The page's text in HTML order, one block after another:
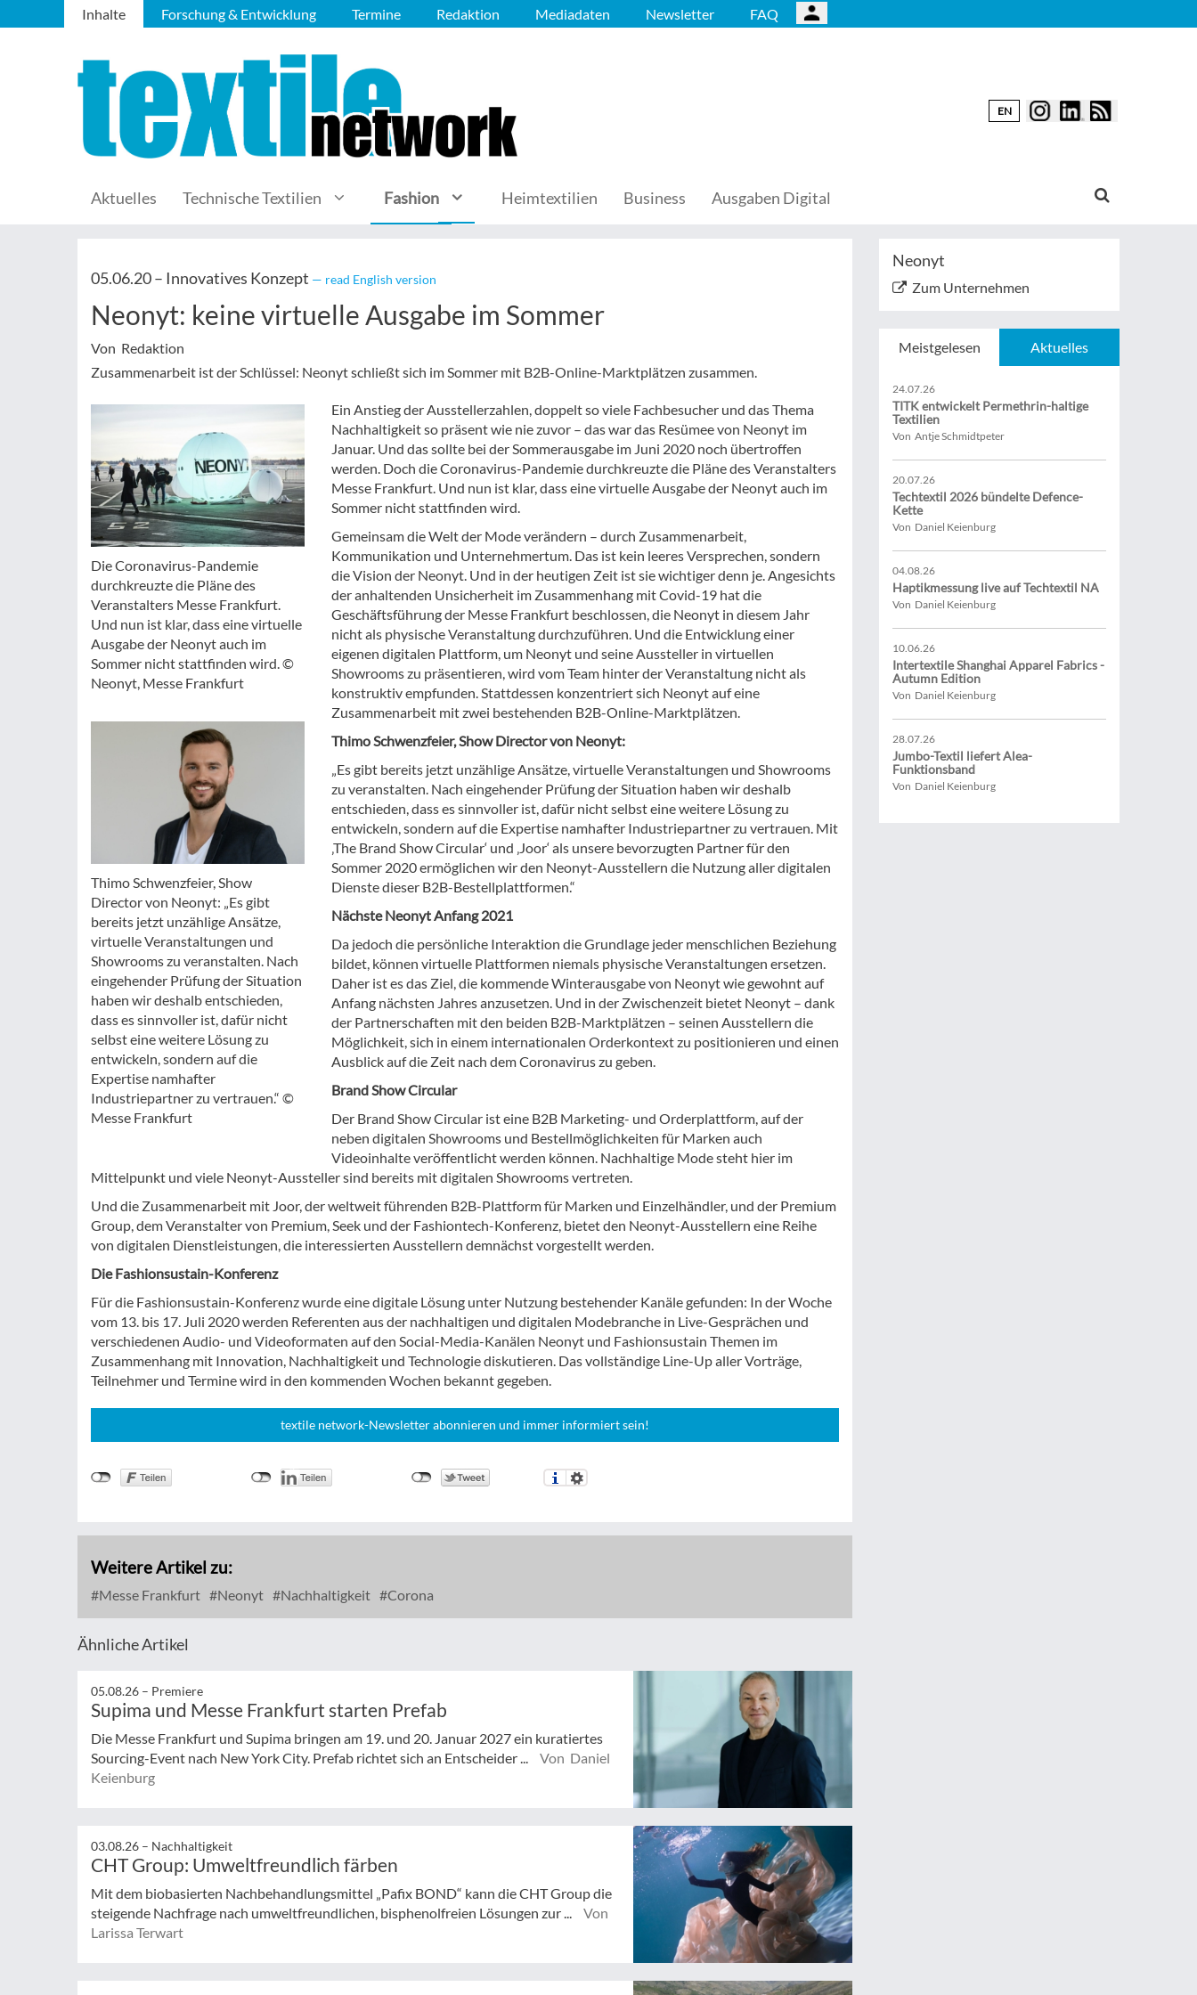
Inhalte Forschung & Entwicklung Termine Redaktion Mediadaten Newsletter FAQ
EN
Aktuelles Technische Textilien Fashion Heimtextilien Business Ausgaben Digital
05.06.20 – Innovatives Konzept — read English version
Neonyt: keine virtuelle Ausgabe im Sommer
Von Redaktion
Zusammenarbeit ist der Schlüssel: Neonyt schließt sich im Sommer mit B2B-Online-Marktplätzen zusammen.
Die Coronavirus-Pandemie
durchkreuzte die Pläne des
Veranstalters Messe Frankfurt.
Und nun ist klar, dass eine virtuelle
Ausgabe der Neonyt auch im
Sommer nicht stattfinden wird. ©
Neonyt, Messe Frankfurt
Thimo Schwenzfeier, Show
Director von Neonyt: „Es gibt
bereits jetzt unzählige Ansätze,
virtuelle Veranstaltungen und
Showrooms zu veranstalten. Nach
eingehender Prüfung der Situation
haben wir deshalb entschieden,
dass es sinnvoller ist, dafür nicht
selbst eine weitere Lösung zu
entwickeln, sondern auf die
Expertise namhafter
Industriepartner zu vertrauen.“ ©
Messe Frankfurt
Ein Anstieg der Ausstellerzahlen, doppelt so viele Fachbesucher und das Thema
Nachhaltigkeit so präsent wie nie zuvor – das war das Resümee von Neonyt im
Januar. Und das sollte bei der Sommerausgabe im Juni 2020 noch übertroffen
werden. Doch die Coronavirus-Pandemie durchkreuzte die Pläne des Veranstalters
Messe Frankfurt. Und nun ist klar, dass eine virtuelle Ausgabe der Neonyt auch im
Sommer nicht stattfinden wird.
Gemeinsam die Welt der Mode verändern – durch Zusammenarbeit,
Kommunikation und Unternehmertum. Das ist kein leeres Versprechen, sondern
die Vision der Neonyt. Und in der heutigen Zeit ist sie wichtiger denn je. Angesichts
der anhaltenden Unsicherheit im Zusammenhang mit Covid-19 hat die
Geschäftsführung der Messe Frankfurt beschlossen, die Neonyt in diesem Jahr
nicht als physische Veranstaltung durchzuführen. Und die Entwicklung einer
eigenen digitalen Plattform, um Neonyt und seine Aussteller in virtuellen
Showrooms zu präsentieren, wird vom Team hinter der Veranstaltung nicht als
konstruktiv empfunden. Stattdessen konzentriert sich Neonyt auf eine
Zusammenarbeit mit zwei bestehenden B2B-Online-Marktplätzen.
Thimo Schwenzfeier, Show Director von Neonyt:
„Es gibt bereits jetzt unzählige Ansätze, virtuelle Veranstaltungen und Showrooms
zu veranstalten. Nach eingehender Prüfung der Situation haben wir deshalb
entschieden, dass es sinnvoller ist, dafür nicht selbst eine weitere Lösung zu
entwickeln, sondern auf die Expertise namhafter Industriepartner zu vertrauen. Mit
‚The Brand Show Circular‘ und ‚Joor‘ als unsere bevorzugten Partner für den
Sommer 2020 ermöglichen wir den Neonyt-Ausstellern die Nutzung aller digitalen
Dienste dieser B2B-Bestellplattformen.“
Nächste Neonyt Anfang 2021
Da jedoch die persönliche Interaktion die Grundlage jeder menschlichen Beziehung
bildet, können virtuelle Plattformen niemals physische Veranstaltungen ersetzen.
Daher ist es das Ziel, die kommende Winterausgabe von Neonyt wie gewohnt auf
Anfang nächsten Jahres anzusetzen. Und in der Zwischenzeit bietet Neonyt – dank
der Partnerschaften mit den beiden B2B-Marktplätzen – seinen Ausstellern die
Möglichkeit, sich in einem internationalen Orderkontext zu positionieren und einen
Ausblick auf die Zeit nach dem Coronavirus zu geben.
Brand Show Circular
Der Brand Show Circular ist eine B2B Marketing- und Orderplattform, auf der
neben digitalen Showrooms und Bestellmöglichkeiten für Marken auch
Videoinhalte veröffentlicht werden können. Nachhaltige Mode steht hier im
Mittelpunkt und viele Neonyt-Aussteller sind bereits mit digitalen Showrooms vertreten.
Und die Zusammenarbeit mit Joor, der weltweit führenden B2B-Plattform für Marken und Einzelhändler, und der Premium
Group, dem Veranstalter von Premium, Seek und der Fashiontech-Konferenz, bietet den Neonyt-Ausstellern eine Reihe
von digitalen Dienstleistungen, die interessierten Ausstellern demnächst vorgestellt werden.
Die Fashionsustain-Konferenz
Für die Fashionsustain-Konferenz wurde eine digitale Lösung unter Nutzung bestehender Kanäle gefunden: In der Woche
vom 13. bis 17. Juli 2020 werden Referenten aus der nachhaltigen und digitalen Modebranche in Live-Gesprächen und
verschiedenen Audio- und Videoformaten auf den Social-Media-Kanälen Neonyt und Fashionsustain Themen im
Zusammenhang mit Innovation, Nachhaltigkeit und Technologie diskutieren. Das vollständige Line-Up aller Vorträge,
Teilnehmer und Termine wird in den kommenden Wochen bekannt gegeben.
textile network-Newsletter abonnieren und immer informiert sein!
Weitere Artikel zu:
Messe Frankfurt Neonyt Nachhaltigkeit Corona
Ähnliche Artikel
05.08.26 – Premiere
Supima und Messe Frankfurt starten Prefab
Die Messe Frankfurt und Supima bringen am 19. und 20. Januar 2027 ein kuratiertes
Sourcing-Event nach New York City. Prefab richtet sich an Entscheider ...
Von Daniel
Keienburg
03.08.26 – Nachhaltigkeit
CHT Group: Umweltfreundlich färben
Mit dem biobasierten Nachbehandlungsmittel „Pafix BOND“ kann die CHT Group die
steigende Nachfrage nach umweltfreundlichen, bisphenolfreien Lösungen zur ...
Von
Larissa Terwart
Neonyt
Zum Unternehmen
Meistgelesen Aktuelles
24.07.26
TITK entwickelt Permethrin-haltige
Textilien
Von Antje Schmidtpeter
20.07.26
Techtextil 2026 bündelte Defence-
Kette
Von Daniel Keienburg
04.08.26
Haptikmessung live auf Techtextil NA
Von Daniel Keienburg
10.06.26
Intertextile Shanghai Apparel Fabrics -
Autumn Edition
Von Daniel Keienburg
28.07.26
Jumbo-Textil liefert Alea-
Funktionsband
Von Daniel Keienburg